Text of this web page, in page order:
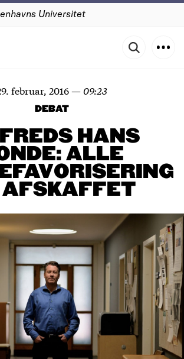
Universitet
februar, 2016—09:23
DEBAT
HANS
ALLE
AFSKAFFET